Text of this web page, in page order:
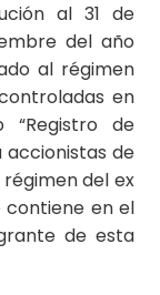
al 31 de
del año
al régimen
en
“Registro de
de
del ex
contiene en el
de esta